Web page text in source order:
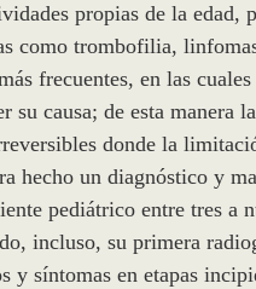
propias de la
como trombofilia,
frecuentes, en las
causa; de esta manera
donde la
hecho un diagnóstico y
pediátrico entre tres
incluso, su primera
y síntomas en etapas